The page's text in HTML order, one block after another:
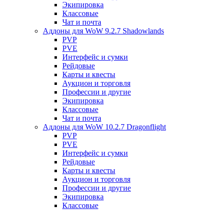
Экипировка
Классовые
Чат и почта
Аддоны для WoW 9.2.7 Shadowlands
PVP
PVE
Интерфейс и сумки
Рейдовые
Карты и квесты
Аукцион и торговля
Профессии и другие
Экипировка
Классовые
Чат и почта
Аддоны для WoW 10.2.7 Dragonflight
PVP
PVE
Интерфейс и сумки
Рейдовые
Карты и квесты
Аукцион и торговля
Профессии и другие
Экипировка
Классовые